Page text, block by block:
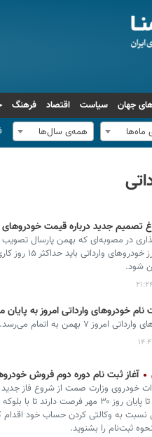
جهان سیاست اقتصاد فرهنگ
همه‌ی سال‌ها
تصمیم جدید درباره قیمت خودروهای
در مصوبه‌ای که بهمن‌ پارسال تصویب و
محاسبه نرخ
شود.
نام خودروهای وارداتی امروز به
۷ بهمن به اتمام می‌رسد.
آغاز ثبت نام دوره دوم فروش خودروهای
خودروی وزارت صمت از شروع فاز جدید
نسبت به وکالتی کردن حساب خود اقدام
ثبت‌نام را بشنوید.